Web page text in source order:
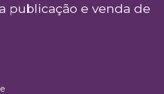
publicação e venda de